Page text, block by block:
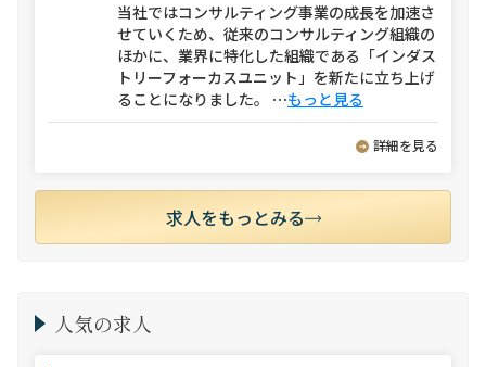
当社ではコンサルティング事業の成長を加速さ
せていくため、従来のコンサルティング組織の
ほかに、業界に特化した組織である「インダス
トリーフォーカスユニット」を新たに立ち上げ
ることになりました。 ⋯もっと見る
詳細を見る
求人をもっとみる
人気の求人